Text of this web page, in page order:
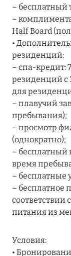
RIXOS
КОНЦЕПЦИЯ
Подробнее
27 сентября
HÔTEL
Подробнее
27 сентября
HÔTEL
Подробнее
HÔTEL
– бесплатный
–
Half Board
•
резиденций:
– спа-кредит:
резиденций с
для
– плавучий
пребывания);
– просмотр
(однократно);
– бесплатный
время
– бесплатные
– бесплатное
питания из
Условия:
•